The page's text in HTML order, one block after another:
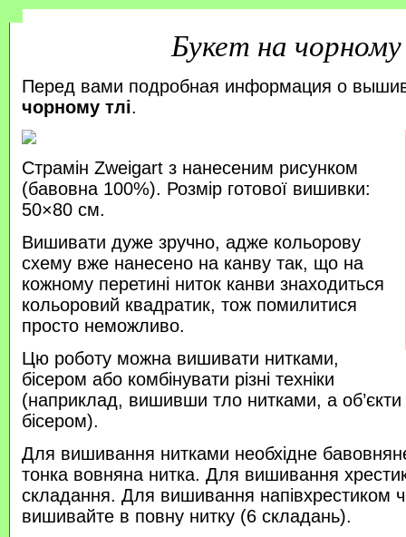
Букет на
Перед вами подробная информация о
чорному тлі.
Страмін Zweigart з нанесеним рисунком
(бавовна 100%). Розмір готової вишивки:
50×80 см.
Вишивати дуже зручно, адже кольорову
схему вже нанесено на канву так, що на
кожному перетині ниток канви знаходиться
кольоровий квадратик, тож помилитися
просто неможливо.
Цю роботу можна вишивати нитками,
бісером або комбінувати різні техніки
(наприклад, вишивши тло нитками, а
бісером).
Для вишивання нитками необхідне
тонка вовняна нитка. Для вишивання
складання. Для вишивання напівхрестиком
вишивайте в повну нитку (6 складань).